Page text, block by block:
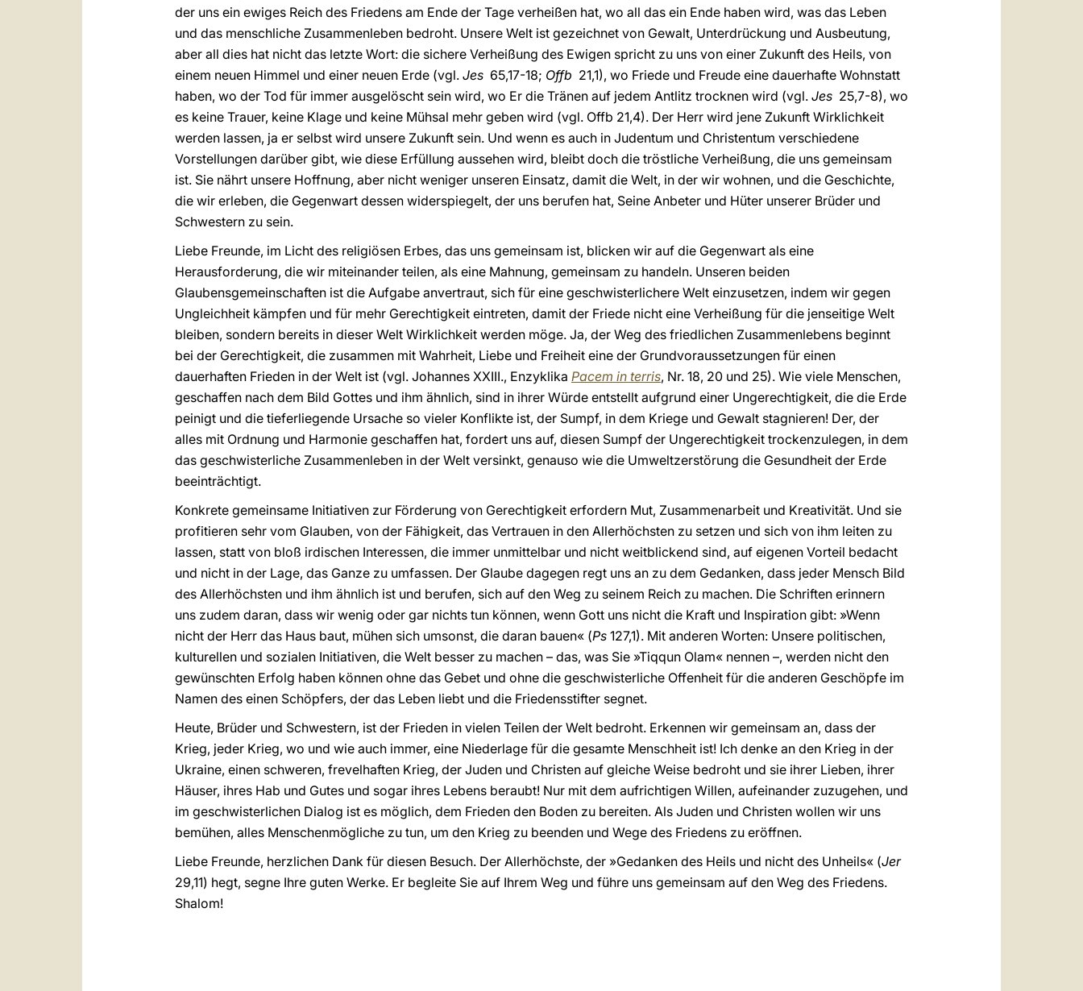
der uns ein ewiges Reich des Friedens am Ende der Tage verheißen hat, wo all das ein Ende haben wird, was das Leben
und das menschliche Zusammenleben bedroht. Unsere Welt ist gezeichnet von Gewalt, Unterdrückung und Ausbeutung,
aber all dies hat nicht das letzte Wort: die sichere Verheißung des Ewigen spricht zu uns von einer Zukunft des Heils, von
einem neuen Himmel und einer neuen Erde (vgl. Jes 65,17-18; Offb 21,1), wo Friede und Freude eine dauerhafte Wohnstatt
haben, wo der Tod für immer ausgelöscht sein wird, wo Er die Tränen auf jedem Antlitz trocknen wird (vgl. Jes 25,7-8), wo
es keine Trauer, keine Klage und keine Mühsal mehr geben wird (vgl. Offb 21,4). Der Herr wird jene Zukunft Wirklichkeit
werden lassen, ja er selbst wird unsere Zukunft sein. Und wenn es auch in Judentum und Christentum verschiedene
Vorstellungen darüber gibt, wie diese Erfüllung aussehen wird, bleibt doch die tröstliche Verheißung, die uns gemeinsam
ist. Sie nährt unsere Hoffnung, aber nicht weniger unseren Einsatz, damit die Welt, in der wir wohnen, und die Geschichte,
die wir erleben, die Gegenwart dessen widerspiegelt, der uns berufen hat, Seine Anbeter und Hüter unserer Brüder und
Schwestern zu sein.
Liebe Freunde, im Licht des religiösen Erbes, das uns gemeinsam ist, blicken wir auf die Gegenwart als eine
Herausforderung, die wir miteinander teilen, als eine Mahnung, gemeinsam zu handeln. Unseren beiden
Glaubensgemeinschaften ist die Aufgabe anvertraut, sich für eine geschwisterlichere Welt einzusetzen, indem wir gegen
Ungleichheit kämpfen und für mehr Gerechtigkeit eintreten, damit der Friede nicht eine Verheißung für die jenseitige Welt
bleiben, sondern bereits in dieser Welt Wirklichkeit werden möge. Ja, der Weg des friedlichen Zusammenlebens beginnt
bei der Gerechtigkeit, die zusammen mit Wahrheit, Liebe und Freiheit eine der Grundvoraussetzungen für einen
dauerhaften Frieden in der Welt ist (vgl. Johannes XXIII., Enzyklika Pacem in terris, Nr. 18, 20 und 25). Wie viele Menschen,
geschaffen nach dem Bild Gottes und ihm ähnlich, sind in ihrer Würde entstellt aufgrund einer Ungerechtigkeit, die die Erde
peinigt und die tieferliegende Ursache so vieler Konflikte ist, der Sumpf, in dem Kriege und Gewalt stagnieren! Der, der
alles mit Ordnung und Harmonie geschaffen hat, fordert uns auf, diesen Sumpf der Ungerechtigkeit trockenzulegen, in dem
das geschwisterliche Zusammenleben in der Welt versinkt, genauso wie die Umweltzerstörung die Gesundheit der Erde
beeinträchtigt.
Konkrete gemeinsame Initiativen zur Förderung von Gerechtigkeit erfordern Mut, Zusammenarbeit und Kreativität. Und sie
profitieren sehr vom Glauben, von der Fähigkeit, das Vertrauen in den Allerhöchsten zu setzen und sich von ihm leiten zu
lassen, statt von bloß irdischen Interessen, die immer unmittelbar und nicht weitblickend sind, auf eigenen Vorteil bedacht
und nicht in der Lage, das Ganze zu umfassen. Der Glaube dagegen regt uns an zu dem Gedanken, dass jeder Mensch Bild
des Allerhöchsten und ihm ähnlich ist und berufen, sich auf den Weg zu seinem Reich zu machen. Die Schriften erinnern
uns zudem daran, dass wir wenig oder gar nichts tun können, wenn Gott uns nicht die Kraft und Inspiration gibt: »Wenn
nicht der Herr das Haus baut, mühen sich umsonst, die daran bauen« (Ps 127,1). Mit anderen Worten: Unsere politischen,
kulturellen und sozialen Initiativen, die Welt besser zu machen – das, was Sie »Tiqqun Olam« nennen –, werden nicht den
gewünschten Erfolg haben können ohne das Gebet und ohne die geschwisterliche Offenheit für die anderen Geschöpfe im
Namen des einen Schöpfers, der das Leben liebt und die Friedensstifter segnet.
Heute, Brüder und Schwestern, ist der Frieden in vielen Teilen der Welt bedroht. Erkennen wir gemeinsam an, dass der
Krieg, jeder Krieg, wo und wie auch immer, eine Niederlage für die gesamte Menschheit ist! Ich denke an den Krieg in der
Ukraine, einen schweren, frevelhaften Krieg, der Juden und Christen auf gleiche Weise bedroht und sie ihrer Lieben, ihrer
Häuser, ihres Hab und Gutes und sogar ihres Lebens beraubt! Nur mit dem aufrichtigen Willen, aufeinander zuzugehen, und
im geschwisterlichen Dialog ist es möglich, dem Frieden den Boden zu bereiten. Als Juden und Christen wollen wir uns
bemühen, alles Menschenmögliche zu tun, um den Krieg zu beenden und Wege des Friedens zu eröffnen.
Liebe Freunde, herzlichen Dank für diesen Besuch. Der Allerhöchste, der »Gedanken des Heils und nicht des Unheils« (Jer
29,11) hegt, segne Ihre guten Werke. Er begleite Sie auf Ihrem Weg und führe uns gemeinsam auf den Weg des Friedens.
Shalom!